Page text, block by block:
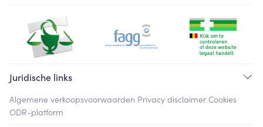
Juridische links
Algemene verkoopsvoorwaarden Privacy disclaimer Cookies
ODR-platform